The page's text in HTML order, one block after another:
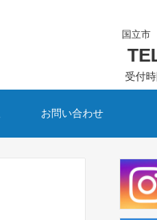
国立市
受付
お問い合わせ